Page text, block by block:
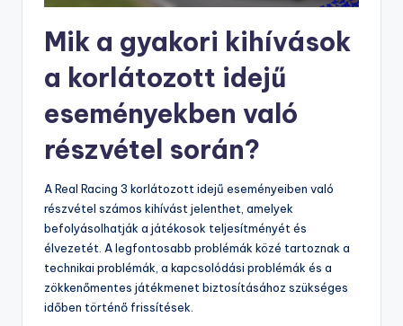
Mik a gyakori kihívások
a korlátozott idejű
eseményekben való
részvétel során?
A Real Racing 3 korlátozott idejű eseményeiben való
részvétel számos kihívást jelenthet, amelyek
befolyásolhatják a játékosok teljesítményét és
élvezetét. A legfontosabb problémák közé tartoznak a
technikai problémák, a kapcsolódási problémák és a
zökkenőmentes játékmenet biztosításához szükséges
időben történő frissítések.